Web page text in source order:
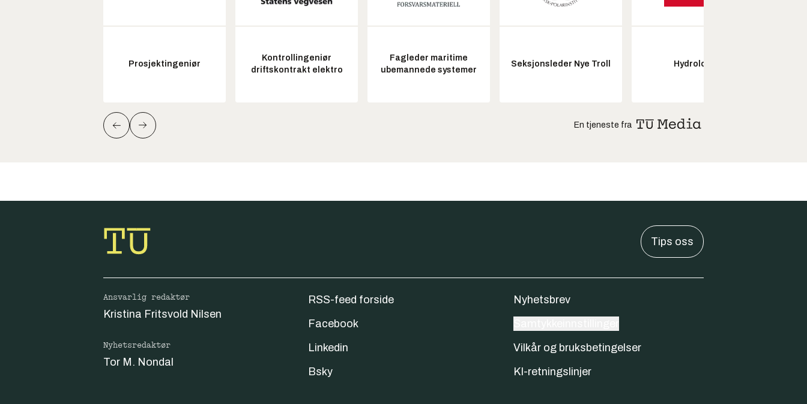
Prosjektingeniør
Kontrollingeniør
driftskontrakt elektro
Fagleder maritime
ubemannede systemer
Seksjonsleder Nye Troll Hydrolog
En tjeneste fra
Tips oss
Ansvarlig redaktør
Kristina Fritsvold Nilsen
Nyhetsredaktør
Tor M. Nondal
RSS-feed forside
Facebook
Linkedin
Bsky
Nyhetsbrev
Vilkår og bruksbetingelser
KI-retningslinjer